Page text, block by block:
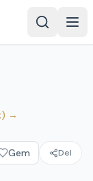
→
Gem Del